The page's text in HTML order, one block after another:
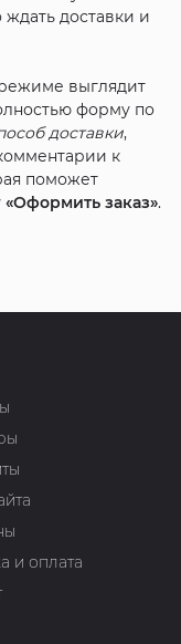
ждать доставки и
выглядит
форму по
доставки,
к
поможет
«Оформить заказ».
и оплата